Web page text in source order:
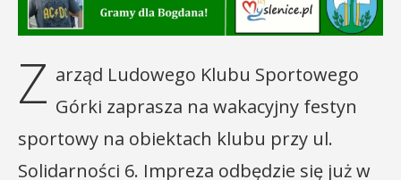
Z arząd Ludowego Klubu Sportowego
Górki zaprasza na wakacyjny festyn
sportowy na obiektach klubu przy ul.
Solidarności 6. Impreza odbędzie się już w